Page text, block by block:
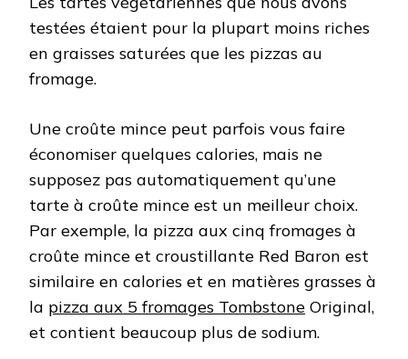
testées étaient pour la plupart moins riches
en graisses saturées que les pizzas au
fromage.
Une croûte mince peut parfois vous faire
économiser quelques calories, mais ne
supposez pas automatiquement qu’une
tarte à croûte mince est un meilleur choix.
Par exemple, la pizza aux cinq fromages à
croûte mince et croustillante Red Baron est
similaire en calories et en matières grasses à
la pizza aux 5 fromages Tombstone Original,
et contient beaucoup plus de sodium.